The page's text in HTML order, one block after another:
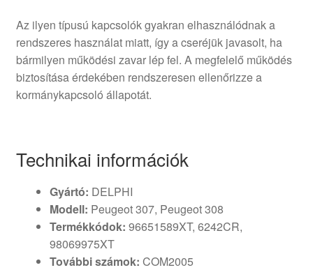
Az ilyen típusú kapcsolók gyakran elhasználódnak a
rendszeres használat miatt, így a cseréjük javasolt, ha
bármilyen működési zavar lép fel. A megfelelő működés
biztosítása érdekében rendszeresen ellenőrizze a
kormánykapcsoló állapotát.
Technikai információk
Gyártó: DELPHI
Modell: Peugeot 307, Peugeot 308
Termékkódok: 96651589XT, 6242CR,
98069975XT
További számok: COM2005